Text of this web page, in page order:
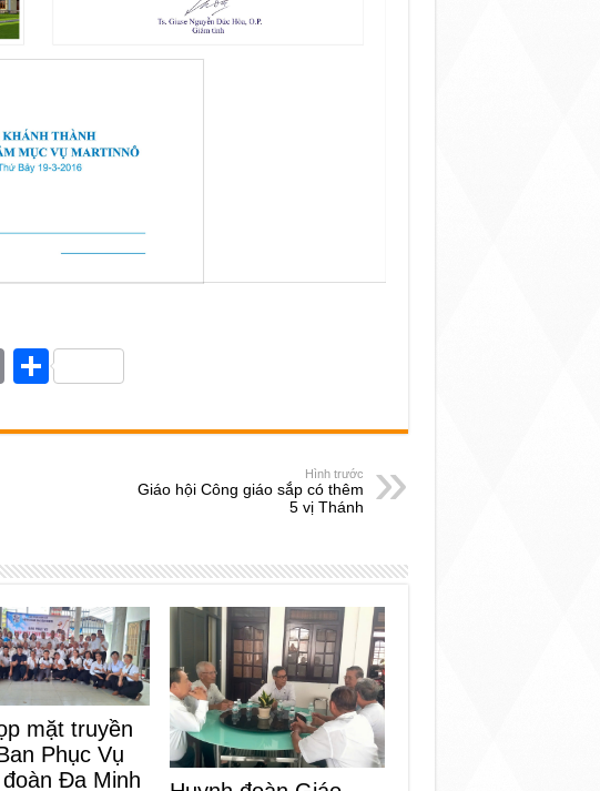
E
ail
S
ar
Hình trước
Giáo hội Công giáo sắp có thêm
5 vị Thánh
mặt truyền
Phục Vụ
Đa Minh